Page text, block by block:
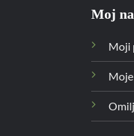
Moj
Moji